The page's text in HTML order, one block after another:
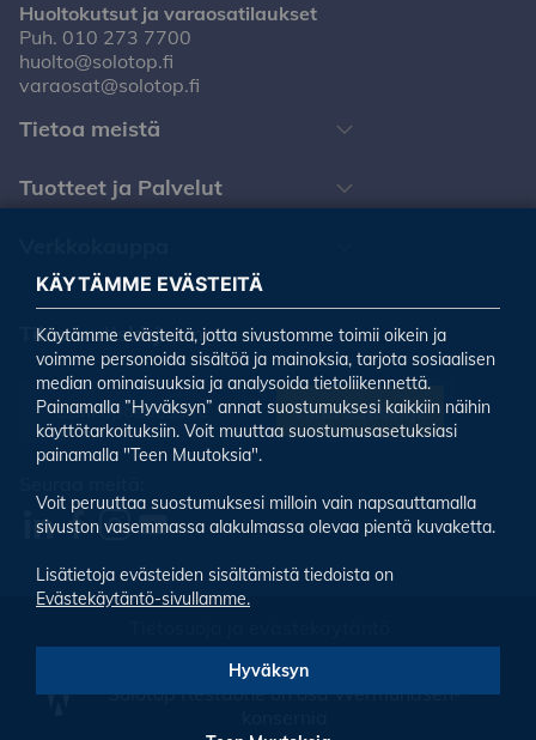
Huoltokutsut ja varaosatilaukset
Puh. 010 273 7700
huolto@solotop.fi
varaosat@solotop.fi
Tietoa meistä
Tuotteet ja Palvelut
Tilaa uutiskirjeemme
Tilaa uutiskirje
Evästeiden asetukset
Solotop Restaone on osa Wermundsen-
KÄYTÄMME EVÄSTEITÄ
Käytämme evästeitä, jotta sivustomme toimii oikein ja
voimme personoida sisältöä ja mainoksia, tarjota sosiaalisen
median ominaisuuksia ja analysoida tietoliikennettä.
Painamalla ”Hyväksyn” annat suostumuksesi kaikkiin näihin
käyttötarkoituksiin. Voit muuttaa suostumusasetuksiasi
painamalla "Teen Muutoksia".
Voit peruuttaa suostumuksesi milloin vain napsauttamalla
sivuston vasemmassa alakulmassa olevaa pientä kuvaketta.
Lisätietoja evästeiden sisältämistä tiedoista on
Evästekäytäntö-sivullamme.
Hyväksyn